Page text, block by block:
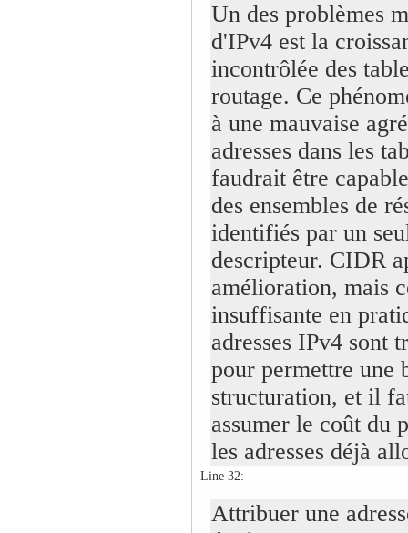
Un des problèmes
d'IPv4 est la
incontrôlée des
routage. Ce
à une mauvaise
adresses dans les
faudrait être
des ensembles de
identifiés par un
descripteur. CIDR
amélioration, mais
insuffisante en
adresses IPv4 sont
pour permettre une
structuration, et il
assumer le coût du
les adresses déjà
Line 32:
Attribuer une